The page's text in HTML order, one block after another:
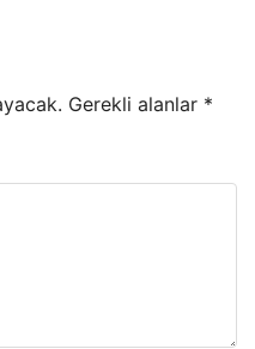
Gerekli alanlar *